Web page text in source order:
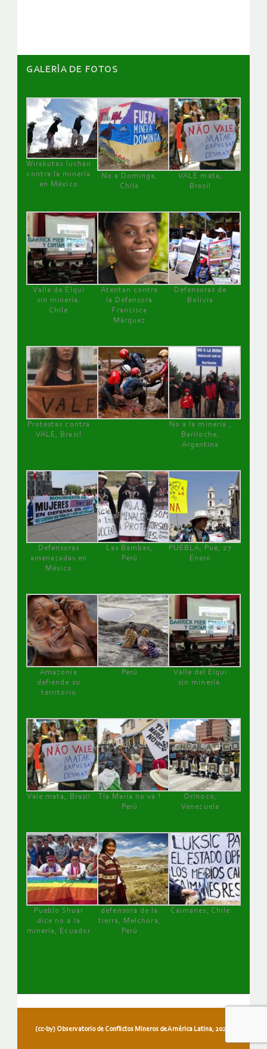
GALERÌA DE FOTOS
Wirakutas luchan
contra la minería
en México
No a Dominga,
Chile
VALE mata,
Brasil
Valle de Elqui
sin minería.
Chile
Atentan contra
la Defensora
Francisca
Márquez
Defensoras de
Bolivia
Protestas contra
VALE, Brasil
No a la minería ,
Bariloche,
Argentina
Defensoras
amenazadas en
México
Las Bambas,
Perú
PUEBLA, Pue, 27
Enero
Amazonía
defiende su
territorio
Perú
Valle del Elqui
sin minería.
Vale mata, Brasil
Tía María no va !
Perú
Orinoco,
Venezuela
Pueblo Shuar
dice no a la
minería, Ecuador
defensora de la
tierra, Melchora,
Perú
Caimanes, Chile
(cc-by) Observatorio de Conflictos Mineros de América Latina, 2026